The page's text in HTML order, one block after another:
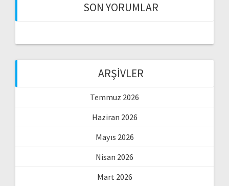
SON YORUMLAR
ARŞIVLER
Temmuz 2026
Haziran 2026
Mayıs 2026
Nisan 2026
Mart 2026